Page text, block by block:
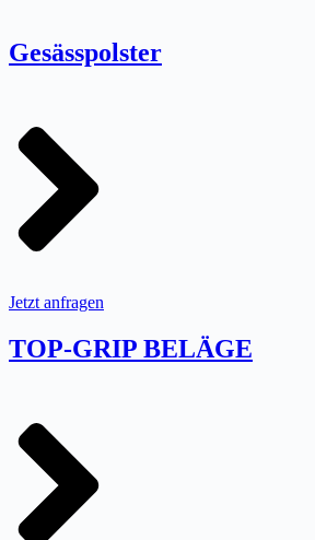
Gesässpolster
Jetzt anfragen
TOP-GRIP BELÄGE